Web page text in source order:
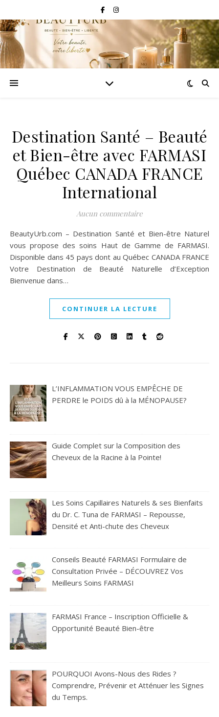
Destination Santé – Beauté
et Bien-être avec FARMASI
Québec CANADA FRANCE
International
Aucun commentaire
BeautyUrb.com – Destination Santé et Bien-être Naturel
vous propose des soins Haut de Gamme de FARMASI.
Disponible dans 45 pays dont au Québec CANADA FRANCE
Votre Destination de Beauté Naturelle d’Exception
Bienvenue dans…
CONTINUER LA LECTURE
L’INFLAMMATION VOUS EMPÊCHE DE
PERDRE le POIDS dû à la MÉNOPAUSE?
Guide Complet sur la Composition des
Cheveux de la Racine à la Pointe!
Les Soins Capillaires Naturels & ses Bienfaits
du Dr. C. Tuna de FARMASI – Repousse,
Densité et Anti-chute des Cheveux
Conseils Beauté FARMASI Formulaire de
Consultation Privée – DÉCOUVREZ Vos
Meilleurs Soins FARMASI
FARMASI France – Inscription Officielle &
Opportunité Beauté Bien-être
POURQUOI Avons-Nous des Rides ?
Comprendre, Prévenir et Atténuer les Signes
du Temps.